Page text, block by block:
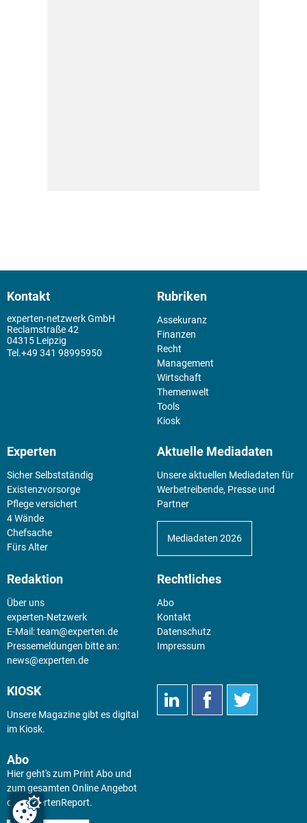
Kontakt
experten-netzwerk GmbH
Reclamstraße 42
04315 Leipzig
+49 341 98995950
Rubriken
Assekuranz
Finanzen
Recht
Management
Wirtschaft
Themenwelt
Tools
Kiosk
Experten
Sicher Selbstständig
Existenz­vorsorge
Pflege versichert
4 Wände
Chefsache
Fürs Alter
Aktuelle Mediadaten
Unsere aktuellen Mediadaten für
Werbetreibende, Presse und
Partner
Mediadaten 2026
Redaktion
Über uns
experten-Netzwerk
E-Mail:team@experten.de
Pressemeldungen bitte an:
news@experten.de
Rechtliches
Abo
Kontakt
Datenschutz
Impressum
KIOSK
Unsere Magazine gibt es digital
im Kiosk.
Abo
Hier geht's zum Print Abo und
zum gesamten Online Angebot
des expertenReport.